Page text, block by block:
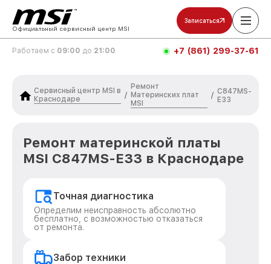
Официальный сервисный центр MSI
Записаться
Работаем с 09:00 до 21:00 +7 (861) 299-37-61
Сервисный центр MSI в
Краснодаре
/
Ремонт
Материнских плат
MSI
/ C847MS-
E33
Ремонт материнской платы
MSI C847MS-E33 в Краснодаре
Точная диагностика
Определим неисправность абсолютно
бесплатно, с возможностью отказаться
от ремонта.
Забор техники